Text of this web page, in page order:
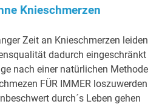
Knieschmerzen
Zeit an Knieschmerzen leiden
dadurch eingeschränkt
nach einer natürlichen Methode
FÜR IMMER loszuwerden
durch´s Leben gehen